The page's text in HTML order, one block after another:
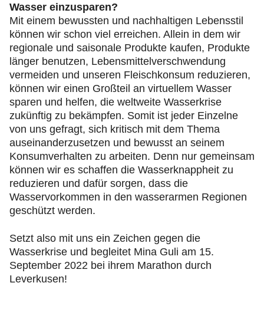
Wasser einzusparen?
Mit einem bewussten und nachhaltigen Lebensstil
können wir schon viel erreichen. Allein in dem wir
regionale und saisonale Produkte kaufen, Produkte
länger benutzen, Lebensmittelverschwendung
vermeiden und unseren Fleischkonsum reduzieren,
können wir einen Großteil an virtuellem Wasser
sparen und helfen, die weltweite Wasserkrise
zukünftig zu bekämpfen. Somit ist jeder Einzelne
von uns gefragt, sich kritisch mit dem Thema
auseinanderzusetzen und bewusst an seinem
Konsumverhalten zu arbeiten. Denn nur gemeinsam
können wir es schaffen die Wasserknappheit zu
reduzieren und dafür sorgen, dass die
Wasservorkommen in den wasserarmen Regionen
geschützt werden.
Setzt also mit uns ein Zeichen gegen die
Wasserkrise und begleitet Mina Guli am 15.
September 2022 bei ihrem Marathon durch
Leverkusen!